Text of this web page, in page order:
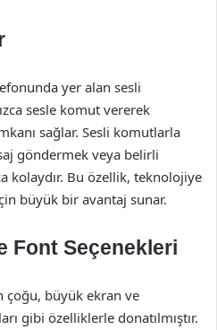
yer alan sesli
sesle komut vererek
sağlar. Sesli komutlarla
göndermek veya belirli
kolaydır. Bu özellik, teknolojiye
büyük bir avantaj sunar.
Font Seçenekleri
çoğu, büyük ekran ve
gibi özelliklerle donatılmıştır.